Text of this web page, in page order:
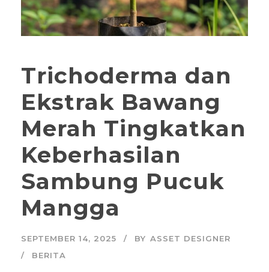
Trichoderma dan
Ekstrak Bawang
Merah Tingkatkan
Keberhasilan
Sambung Pucuk
Mangga
SEPTEMBER 14, 2025 BY ASSET DESIGNER
BERITA